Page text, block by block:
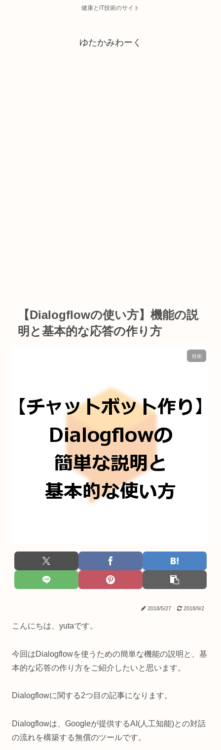
健康とIT技術のサイト
ゆたかみわーく
【Dialogflowの使い方】機能の説
明と基本的な応答の作り方
技術
2018/5/27 2018/9/2
こんにちは、yutaです。
今回はDialogflowを使うための簡単な機能の説明と、基
本的な応答の作り方をご紹介したいと思います。
Dialogflowに関する2つ目の記事になります。
Dialogflowは、Googleが提供するAI(人工知能)との対話
の流れを構築する無償のツールです。